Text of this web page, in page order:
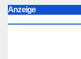
Anzeige